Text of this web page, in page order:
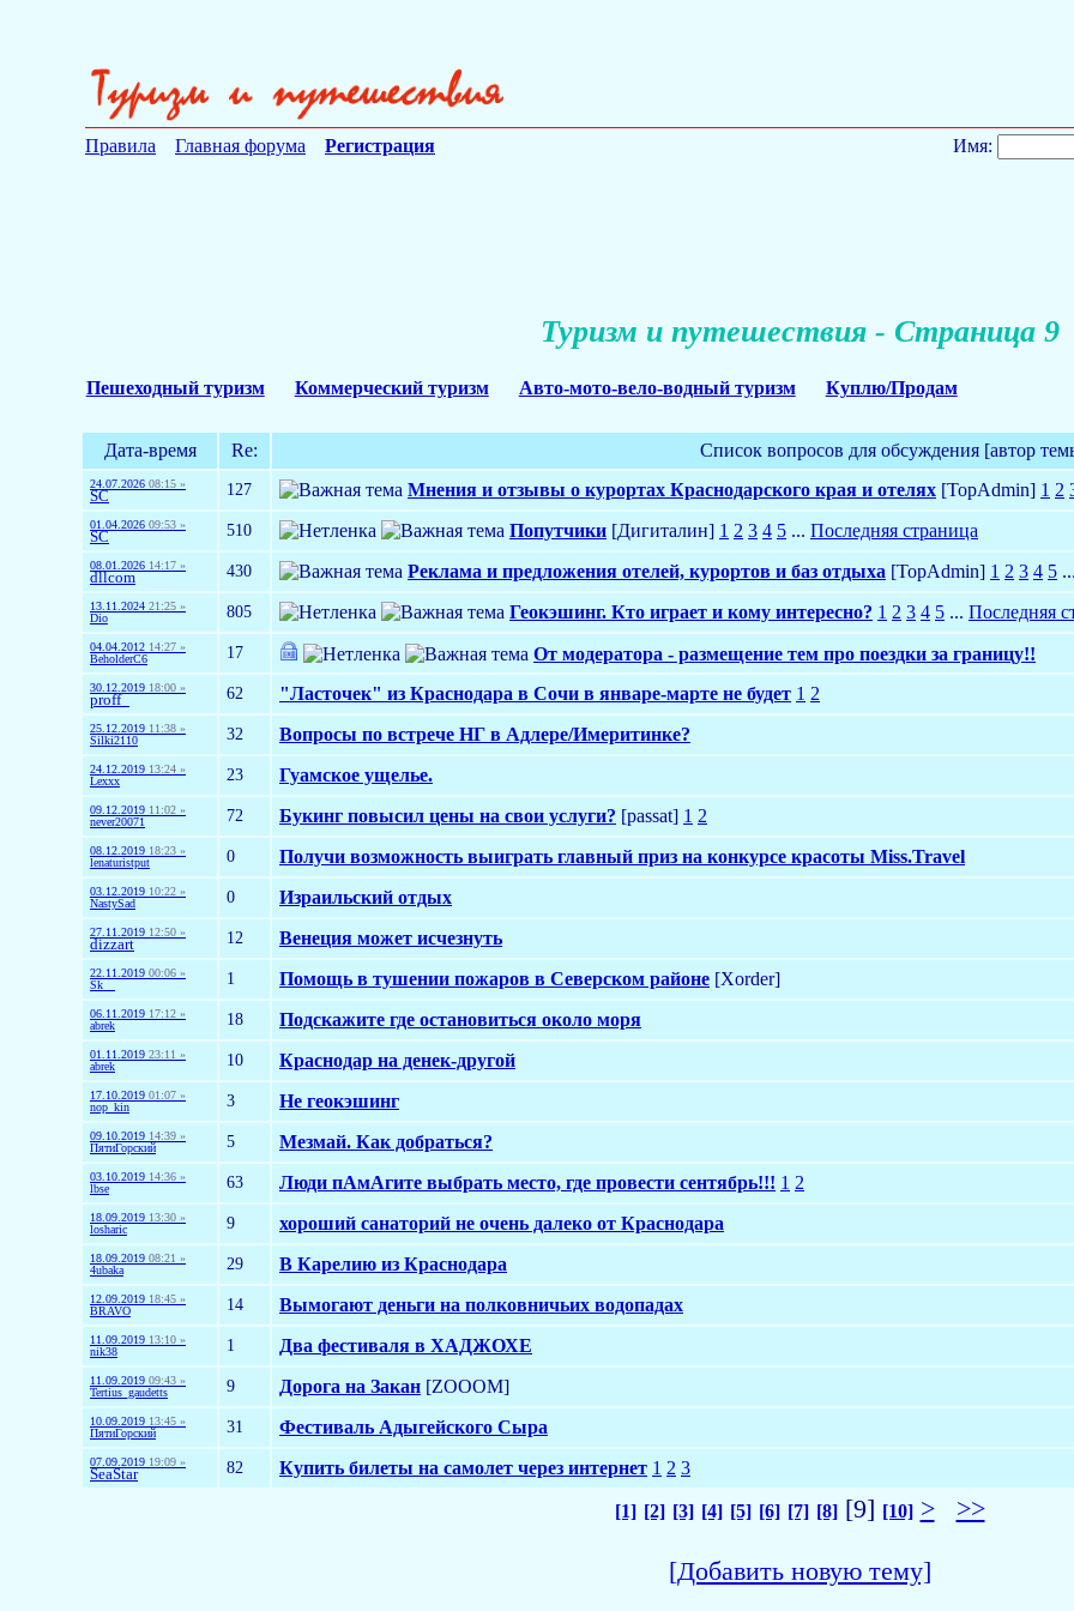
Правила Главная форума Регистрация Имя:
Туризм и путешествия - Страница 9
Пешеходный туризм Коммерческий туризм Авто-мото-вело-водный туризм Куплю/Продам
Дата-время Re: Список вопросов для обсуждения [автор
24.07.2026 08:15 »
SC 127 Мнения и отзывы о курортах Краснодарского края и отелях [TopAdmin] 1 2
01.04.2026 09:53 »
SC 510 Попутчики [Дигиталин] 1 2 3 4 5 ... Последняя страница
08.01.2026 14:17 »
dllcom 430 Реклама и предложения отелей, курортов и баз отдыха [TopAdmin] 1 2 3 4 5
13.11.2024 21:25 »
Dio
805 Геокэшинг. Кто играет и кому интересно? 1 2 3 4 5 ... Последняя
04.04.2012 14:27 »
BeholderC6
17 От модератора - размещение тем про поездки за границу!!
30.12.2019 18:00 »
proff_ 62 "Ласточек" из Краснодара в Сочи в январе-марте не будет 1 2
25.12.2019 11:38 »
Silki2110
32 Вопросы по встрече НГ в Адлере/Имеритинке?
24.12.2019 13:24 »
Lexxx
23 Гуамское ущелье.
09.12.2019 11:02 »
never20071
72 Букинг повысил цены на свои услуги? [passat] 1 2
08.12.2019 18:23 »
lenaturistput
0 Получи возможность выиграть главный приз на конкурсе красоты Miss.Travel
03.12.2019 10:22 »
NastySad
0 Израильский отдых
27.11.2019 12:50 »
dizzart 12 Венеция может исчезнуть
22.11.2019 00:06 »
Sk__
1 Помощь в тушении пожаров в Северском районе [Xorder]
06.11.2019 17:12 »
abrek
18 Подскажите где остановиться около моря
01.11.2019 23:11 »
abrek
10 Краснодар на денек-другой
17.10.2019 01:07 »
nop_kin
3 Не геокэшинг
09.10.2019 14:39 »
ПятиГорский
5 Мезмай. Как добраться?
03.10.2019 14:36 »
lbse
63 Люди пАмАгите выбрать место, где провести сентябрь!!! 1 2
18.09.2019 13:30 »
losharic
9 хороший санаторий не очень далеко от Краснодара
18.09.2019 08:21 »
4ubaka
29 В Карелию из Краснодара
12.09.2019 18:45 »
BRAVO
14 Вымогают деньги на полковничьих водопадах
11.09.2019 13:10 »
nik38
1 Два фестиваля в ХАДЖОХЕ
11.09.2019 09:43 »
Tertius_gaudetts
9 Дорога на Закан [ZOOOM]
10.09.2019 13:45 »
ПятиГорский
31 Фестиваль Адыгейского Сыра
07.09.2019 19:09 »
SeaStar 82 Купить билеты на самолет через интернет 1 2 3
[1] [2] [3] [4] [5] [6] [7] [8][9] [10] > >>
[Добавить новую тему]